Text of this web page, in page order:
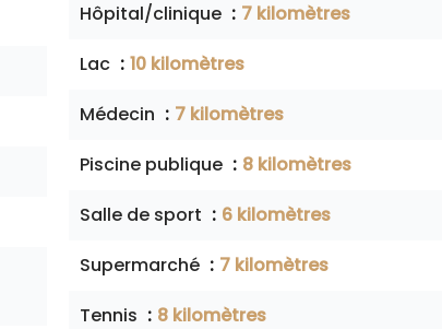
Hôpital/clinique
7 kilomètres
Lac
10 kilomètres
Médecin
7 kilomètres
Piscine publique
8 kilomètres
Salle de sport
6 kilomètres
Supermarché
7 kilomètres
Tennis
8 kilomètres